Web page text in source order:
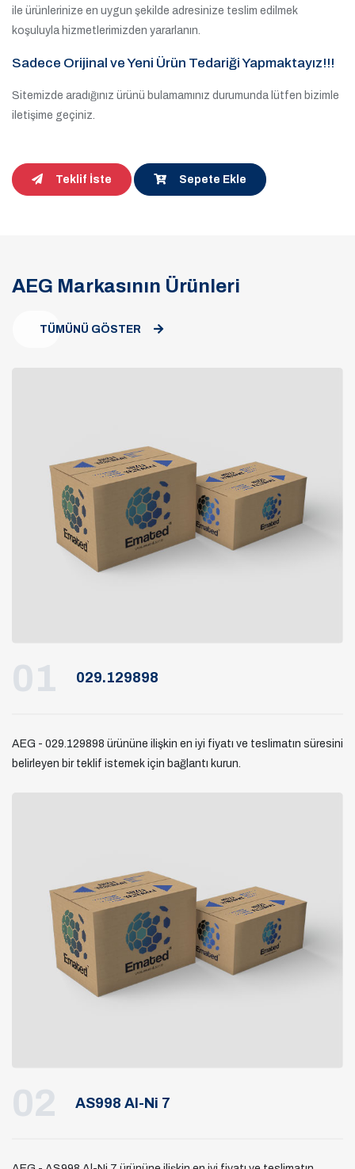
ile ürünlerinize en uygun şekilde adresinize teslim edilmek
koşuluyla hizmetlerimizden yararlanın.
Sadece Orijinal ve Yeni Ürün Tedariği Yapmaktayız!!!
Sitemizde aradığınız ürünü bulamamınız durumunda lütfen bizimle
iletişime geçiniz.
Teklif İste Sepete Ekle
AEG Markasının Ürünleri
TÜMÜNÜ GÖSTER
01 029.129898
AEG - 029.129898 ürününe ilişkin en iyi fiyatı ve teslimatın süresini
belirleyen bir teklif istemek için bağlantı kurun.
02 AS998 Al-Ni 7